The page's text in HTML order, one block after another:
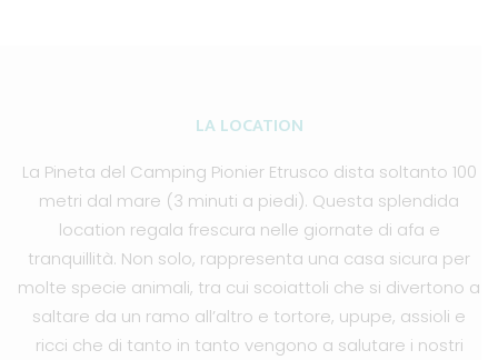
LA LOCATION
La Pineta del Camping Pionier Etrusco dista soltanto 100
metri dal mare (3 minuti a piedi). Questa splendida
location regala frescura nelle giornate di afa e
tranquillità. Non solo, rappresenta una casa sicura per
molte specie animali, tra cui scoiattoli che si divertono a
saltare da un ramo all’altro e tortore, upupe, assioli e
ricci che di tanto in tanto vengono a salutare i nostri